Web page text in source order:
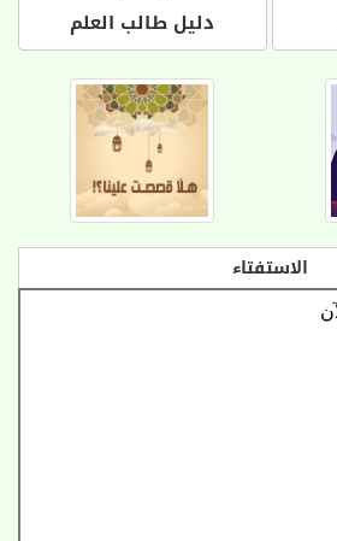
دليل طالب العلم
الاستفتاء